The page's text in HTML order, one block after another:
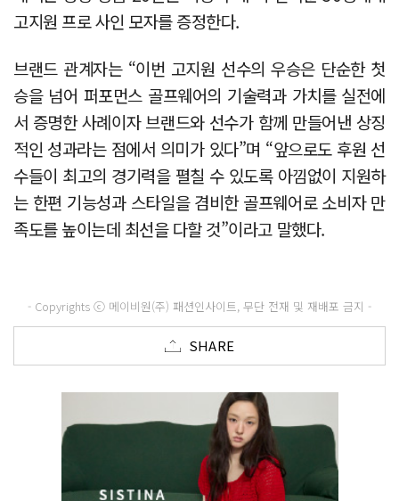
고지원 프로 사인 모자를 증정한다.
브랜드 관계자는 “이번 고지원 선수의 우승은 단순한 첫
승을 넘어 퍼포먼스 골프웨어의 기술력과 가치를 실전에
서 증명한 사례이자 브랜드와 선수가 함께 만들어낸 상징
적인 성과라는 점에서 의미가 있다”며 “앞으로도 후원 선
수들이 최고의 경기력을 펼칠 수 있도록 아낌없이 지원하
는 한편 기능성과 스타일을 겸비한 골프웨어로 소비자 만
족도를 높이는데 최선을 다할 것”이라고 말했다.
- Copyrights ⓒ 메이비원(주) 패션인사이트, 무단 전재 및 재배포 금지 -
SHARE